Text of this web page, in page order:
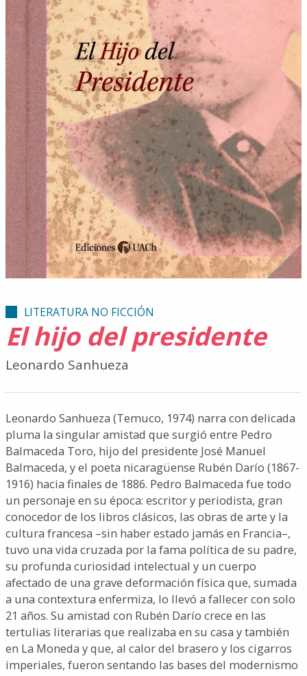
LITERATURA NO FICCIÓN
El hijo del presidente
Leonardo Sanhueza
Leonardo Sanhueza (Temuco, 1974) narra con delicada
pluma la singular amistad que surgió entre Pedro
Balmaceda Toro, hijo del presidente José Manuel
Balmaceda, y el poeta nicaragüense Rubén Darío (1867-
1916) hacia finales de 1886. Pedro Balmaceda fue todo
un personaje en su época: escritor y periodista, gran
conocedor de los libros clásicos, las obras de arte y la
cultura francesa –sin haber estado jamás en Francia–,
tuvo una vida cruzada por la fama política de su padre,
su profunda curiosidad intelectual y un cuerpo
afectado de una grave deformación física que, sumada
a una contextura enfermiza, lo llevó a fallecer con solo
21 años. Su amistad con Rubén Darío crece en las
tertulias literarias que realizaba en su casa y también
en La Moneda y que, al calor del brasero y los cigarros
imperiales, fueron sentando las bases del modernismo